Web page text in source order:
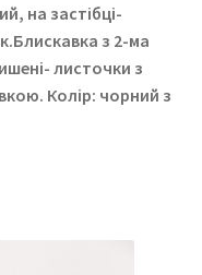
на застібці-
з 2-ма
листочки з
Колір: чорний з